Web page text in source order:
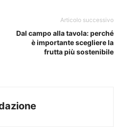
Articolo successivo
Dal campo alla tavola: perché
è importante scegliere la
frutta più sostenibile